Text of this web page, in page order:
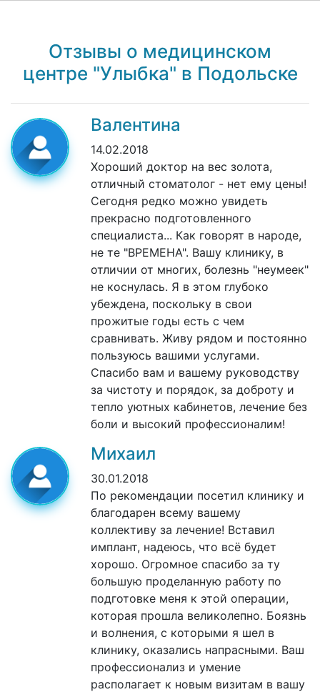
Отзывы о медицинском
центре "Улыбка" в Подольске
Валентина
14.02.2018
Хороший доктор на вес золота,
отличный стоматолог - нет ему цены!
Сегодня редко можно увидеть
прекрасно подготовленного
специалиста... Как говорят в народе,
не те "ВРЕМЕНА". Вашу клинику, в
отличии от многих, болезнь "неумеек"
не коснулась. Я в этом глубоко
убеждена, поскольку в свои
прожитые годы есть с чем
сравнивать. Живу рядом и постоянно
пользуюсь вашими услугами.
Спасибо вам и вашему руководству
за чистоту и порядок, за доброту и
тепло уютных кабинетов, лечение без
боли и высокий профессионалим!
Михаил
30.01.2018
По рекомендации посетил клинику и
благодарен всему вашему
коллективу за лечение! Вставил
имплант, надеюсь, что всё будет
хорошо. Огромное спасибо за ту
большую проделанную работу по
подготовке меня к этой операции,
которая прошла великолепно. Боязнь
и волнения, с которыми я шел в
клинику, оказались напрасными. Ваш
профессионализ и умение
располагает к новым визитам в вашу